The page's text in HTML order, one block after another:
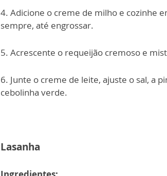
4. Adicione o creme de milho e cozinhe
sempre, até engrossar.
5. Acrescente o requeijão cremoso e
6. Junte o creme de leite, ajuste o sal, a
cebolinha verde.
Lasanha